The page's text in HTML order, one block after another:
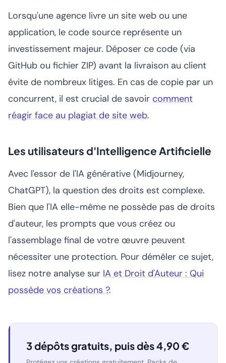
Lorsqu'une agence livre un site web ou une
application, le code source représente un
investissement majeur. Déposer ce code (via
GitHub ou fichier ZIP) avant la livraison au client
évite de nombreux litiges. En cas de copie par un
concurrent, il est crucial de savoir comment
réagir face au plagiat de site web.
Les utilisateurs d'Intelligence Artificielle
Avec l'essor de l'IA générative (Midjourney,
ChatGPT), la question des droits est complexe.
Bien que l'IA elle-même ne possède pas de droits
d'auteur, les prompts que vous créez ou
l'assemblage final de votre œuvre peuvent
nécessiter une protection. Pour démêler ce sujet,
lisez notre analyse sur IA et Droit d'Auteur : Qui
possède vos créations ?.
3 dépôts gratuits, puis dès 4,90 €